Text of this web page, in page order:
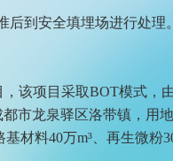
到安全填埋场进行处理。
该项目采取BOT模式
市龙泉驿区洛带镇，用
材料40万m³、再生微粉